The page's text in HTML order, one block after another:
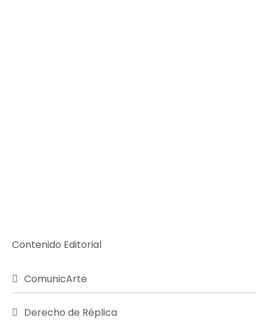
Contenido Editorial
ComunicArte
Derecho de Réplica